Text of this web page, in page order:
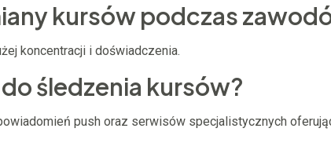
kursów podczas
koncentracji i doświadczenia.
śledzenia kursów?
push oraz serwisów specjalistycznych